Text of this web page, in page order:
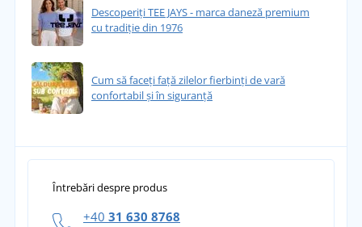
Descoperiți TEE JAYS - marca daneză premium
cu tradiție din 1976
Cum să faceți față zilelor fierbinți de vară
confortabil și în siguranță
Întrebări despre produs
+40 31 630 8768